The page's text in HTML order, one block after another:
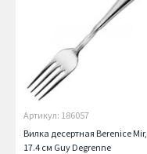
Артикул: 186057
Вилка десертная Berenice Mir,
17.4 см Guy Degrenne